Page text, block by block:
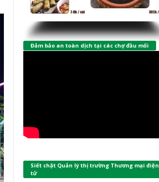
Đảm bảo an toàn dịch tại các chợ đầu mối
Siết chặt Quản lý thị trường Thương mại điện
tử